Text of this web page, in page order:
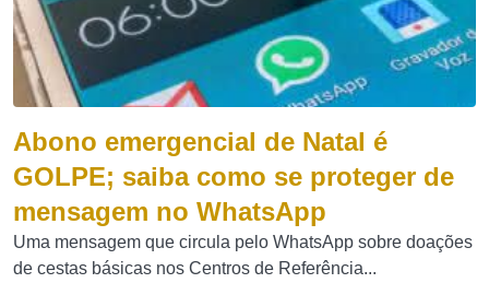
Abono emergencial de Natal é
GOLPE; saiba como se proteger de
mensagem no WhatsApp
Uma mensagem que circula pelo WhatsApp sobre doações
de cestas básicas nos Centros de Referência...